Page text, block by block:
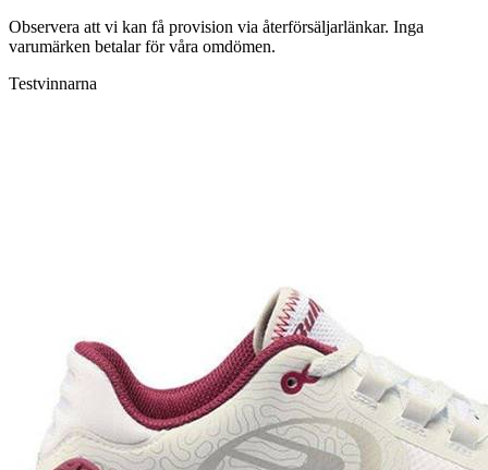
Observera att vi kan få provision via återförsäljarlänkar. Inga
varumärken betalar för våra omdömen.
Testvinnarna